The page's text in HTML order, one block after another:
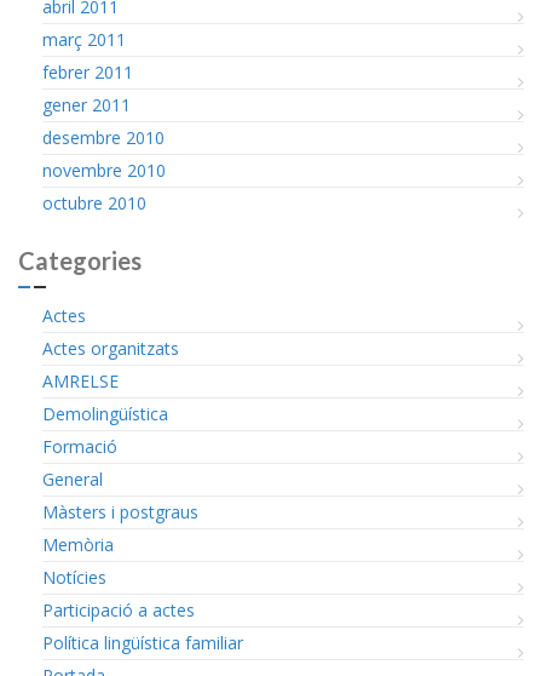
abril 2011
març 2011
febrer 2011
gener 2011
desembre 2010
novembre 2010
octubre 2010
Categories
Actes
Actes organitzats
AMRELSE
Demolingüística
Formació
General
Màsters i postgraus
Memòria
Notícies
Participació a actes
Política lingüística familiar